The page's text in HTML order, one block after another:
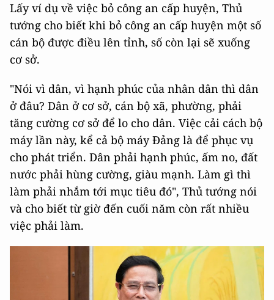
Lấy ví dụ về việc bỏ công an cấp huyện, Thủ
tướng cho biết khi bỏ công an cấp huyện một số
cán bộ được điều lên tỉnh, số còn lại sẽ xuống
cơ sở.
"Nói vì dân, vì hạnh phúc của nhân dân thì dân
ở đâu? Dân ở cơ sở, cán bộ xã, phường, phải
tăng cường cơ sở để lo cho dân. Việc cải cách bộ
máy lần này, kể cả bộ máy Đảng là để phục vụ
cho phát triển. Dân phải hạnh phúc, ấm no, đất
nước phải hùng cường, giàu mạnh. Làm gì thì
làm phải nhắm tới mục tiêu đó", Thủ tướng nói
và cho biết từ giờ đến cuối năm còn rất nhiều
việc phải làm.